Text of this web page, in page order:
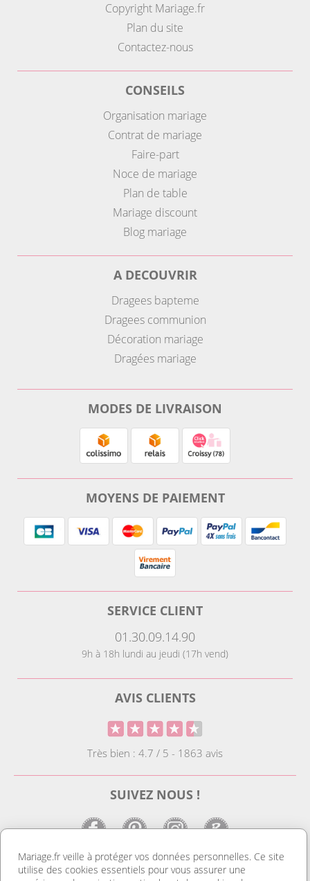
Copyright Mariage.fr
Plan du site
Contactez-nous
CONSEILS
Organisation mariage
Contrat de mariage
Faire-part
Noce de mariage
Plan de table
Mariage discount
Blog mariage
A DECOUVRIR
Dragees bapteme
Dragees communion
Décoration mariage
Dragées mariage
MODES DE LIVRAISON
MOYENS DE PAIEMENT
SERVICE CLIENT
01.30.09.14.90
9h à 18h lundi au jeudi (17h vend)
AVIS CLIENTS
Très bien : 4.7 / 5 - 1863 avis
SUIVEZ NOUS !
LE SITE DE LA DECO MARIAGE
Mariage.fr veille à protéger vos données personnelles. Ce site
utilise des cookies essentiels pour vous assurer une